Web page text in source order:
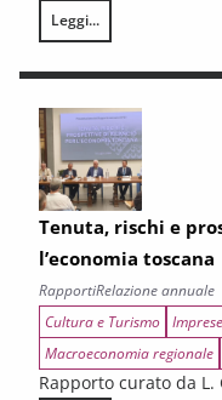
Leggi...
RAPPORTO SUL
Tenuta, rischi e
l’economia toscana
RapportiRelazione annuale
Cultura e Turismo
Macroeconomia regionale
Rapporto curato da L.